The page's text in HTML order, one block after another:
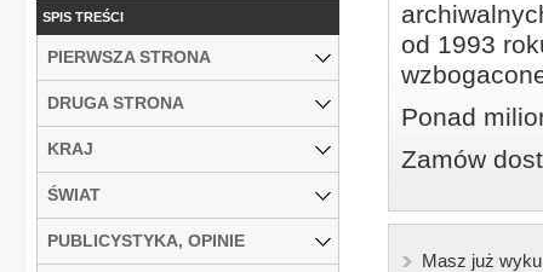
od 1993
Ponad
Zamów
Masz już
SPIS TREŚCI
PIERWSZA STRONA
DRUGA STRONA
KRAJ
ŚWIAT
PUBLICYSTYKA, OPINIE